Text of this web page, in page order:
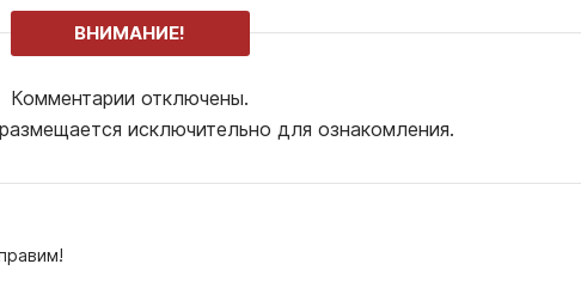
ВНИМАНИЕ!
Комментарии отключены.
исключительно для ознакомления.